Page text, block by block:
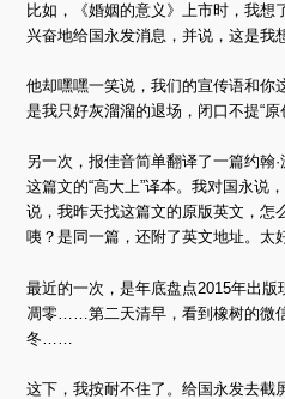
比如，《婚姻的意义》上市时，我想
兴奋地给国永发消息，并说，这是我
他却嘿嘿一笑说，我们的宣传语和你
是我只好灰溜溜的退场，闭口不提“原
另一次，报佳音简单翻译了一篇约翰
这篇文的“高大上”译本。我对国永说
说，我昨天找这篇文的原版英文，怎
咦？是同一篇，还附了英文地址。太
最近的一次，是年底盘点2015年出
凋零……第二天清早，看到橡树的微
冬……
这下，我按耐不住了。给国永发去截